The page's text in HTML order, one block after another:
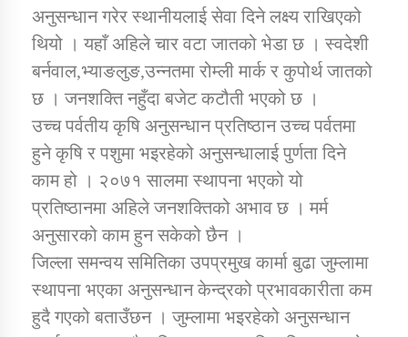
अनुसन्धान गरेर स्थानीयलाई सेवा दिने लक्ष्य राखिएको
थियो । यहाँ अहिले चार वटा जातको भेडा छ । स्वदेशी
बर्नवाल,भ्याङलुङ,उन्नतमा रोम्ली मार्क र कुपोर्थ जातको
छ । जनशक्ति नहुँदा बजेट कटौती भएको छ ।
उच्च पर्वतीय कृषि अनुसन्धान प्रतिष्ठान उच्च पर्वतमा
हुने कृषि र पशुमा भइरहेको अनुसन्धालाई पुर्णता दिने
काम हो । २०७१ सालमा स्थापना भएको यो
प्रतिष्ठानमा अहिले जनशक्तिको अभाव छ । मर्म
अनुसारको काम हुन सकेको छैन ।
जिल्ला समन्वय समितिका उपप्रमुख कार्मा बुढा जुम्लामा
स्थापना भएका अनुसन्धान केन्द्रको प्रभावकारीता कम
हुदै गएको बताउँछन । जुम्लामा भइरहेको अनुसन्धान